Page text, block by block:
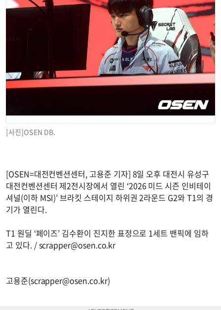
[사진]OSEN DB.
[OSEN=대전컨벤션센터, 고용준 기자] 8일 오후 대전시 유성구
대전컨벤션센터 제2전시장에서 열린 ‘2026 미드 시즌 인비테이
셔널(이하 MSI)’ 브라킷 스테이지 하위권 2라운드 G2와 T1의 경
기가 열린다.
T1 원딜 ‘페이즈’ 김수환이 진지한 표정으로 1세트 밴픽에 임하
고 있다. / scrapper@osen.co.kr
고용준(scrapper@osen.co.kr)